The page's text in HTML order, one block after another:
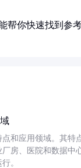
帮你快速找到参
和应用领域。其
房、医院和数据
。